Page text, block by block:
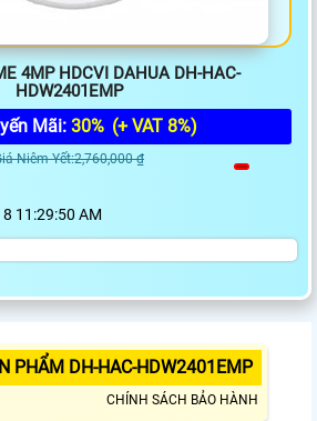
4MP HDCVI DAHUA DH-HAC-
HDW2401EMP
Mãi: 30% (+ VAT 8%)
Niêm Yết:2,760,000 ₫
11:29:50 AM
PHẨM DH-HAC-HDW2401EMP
CHÍNH SÁCH BẢO HÀNH